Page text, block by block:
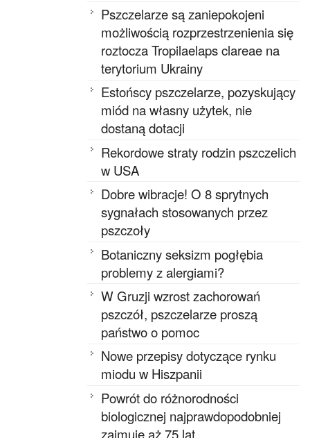
Pszczelarze są zaniepokojeni
możliwością rozprzestrzenienia się
roztocza Tropilaelaps clareae na
terytorium Ukrainy
Estońscy pszczelarze, pozyskujący
miód na własny użytek, nie
dostaną dotacji
Rekordowe straty rodzin pszczelich
w USA
Dobre wibracje! O 8 sprytnych
sygnałach stosowanych przez
pszczoły
Botaniczny seksizm pogłębia
problemy z alergiami?
W Gruzji wzrost zachorowań
pszczół, pszczelarze proszą
państwo o pomoc
Nowe przepisy dotyczące rynku
miodu w Hiszpanii
Powrót do różnorodności
biologicznej najprawdopodobniej
zajmuje aż 75 lat